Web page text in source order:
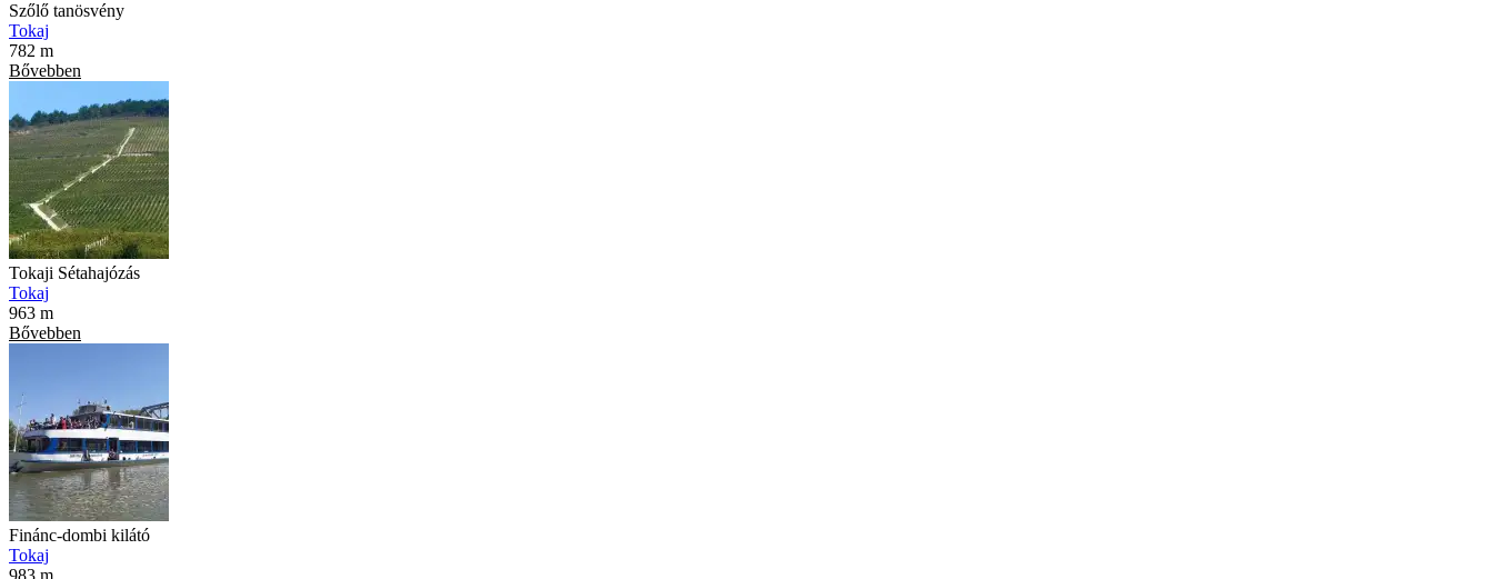
Szőlő tanösvény
Tokaj
782 m
Bővebben
Tokaji Sétahajózás
Tokaj
963 m
Bővebben
Finánc-dombi kilátó
Tokaj